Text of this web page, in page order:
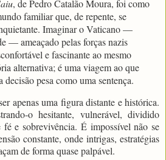
, de Pedro Catalão Moura, foi como
familiar que, de repente, se
Imaginar o Vaticano —
— ameaçado pelas forças nazis
e fascinante ao mesmo
alternativa; é uma viagem ao que
pesa como uma sentença.
apenas uma figura distante e histórica.
o hesitante, vulnerável, dividido
e sobrevivência. É impossível não se
constante, onde intrigas, estratégias
de forma quase palpável.